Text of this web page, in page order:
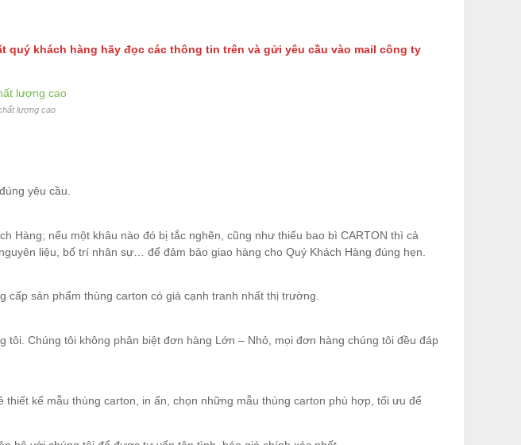
khách hàng hãy đọc các thông tin trên và gửi yêu cầu vào mail công ty
lượng cao
yêu cầu.
Hàng; nếu một khâu nào đó bị tắc nghẽn, cũng như thiếu bao bì CARTON thì cả
liệu, bố trí nhân sự… để đảm bảo giao hàng cho Quý Khách Hàng đúng hẹn.
cấp sản phẩm thùng carton có giá cạnh tranh nhất thị trường.
Chúng tôi không phân biệt đơn hàng Lớn – Nhỏ, mọi đơn hàng chúng tôi đều đáp
kế mẫu thùng carton, in ấn, chọn những mẫu thùng carton phù hợp, tối ưu để